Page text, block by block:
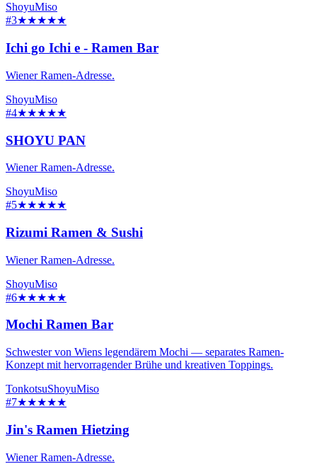
ShoyuMiso
#3★★★★★
Ichi go Ichi e - Ramen Bar
Wiener Ramen-Adresse.
ShoyuMiso
#4★★★★★
SHOYU PAN
Wiener Ramen-Adresse.
ShoyuMiso
#5★★★★★
Rizumi Ramen & Sushi
Wiener Ramen-Adresse.
ShoyuMiso
#6★★★★★
Mochi Ramen Bar
Schwester von Wiens legendärem Mochi — separates Ramen-
Konzept mit hervorragender Brühe und kreativen Toppings.
TonkotsuShoyuMiso
#7★★★★★
Jin's Ramen Hietzing
Wiener Ramen-Adresse.